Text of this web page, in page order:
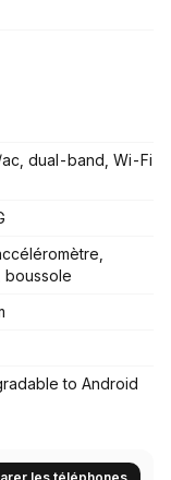
dual-band, Wi-Fi
boussole
to Android